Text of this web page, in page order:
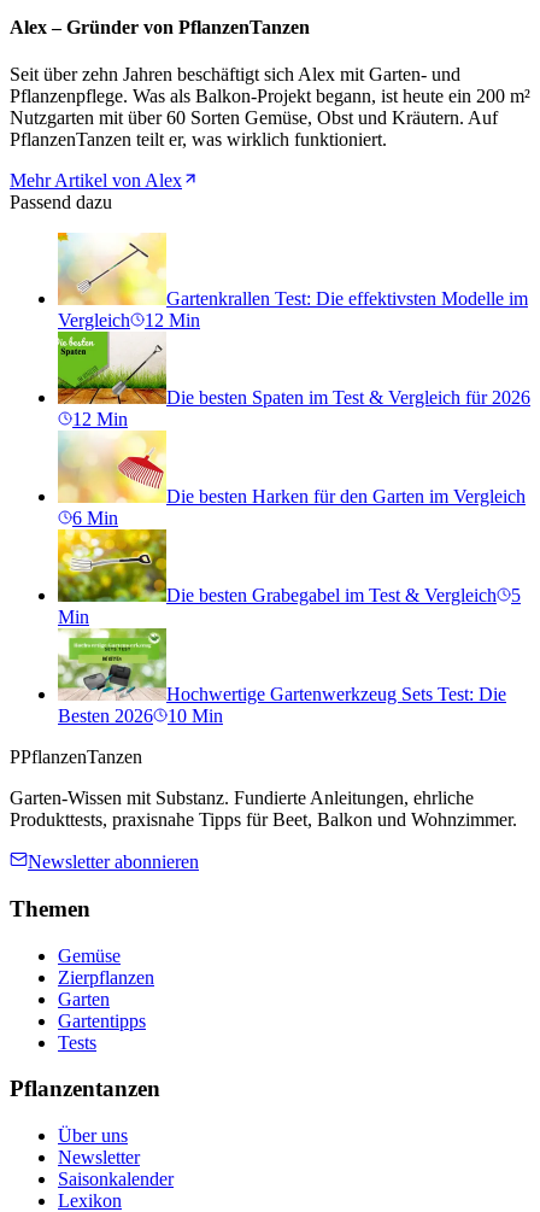
Alex – Gründer von PflanzenTanzen
Seit über zehn Jahren beschäftigt sich Alex mit Garten- und
Pflanzenpflege. Was als Balkon-Projekt begann, ist heute ein 200 m²
Nutzgarten mit über 60 Sorten Gemüse, Obst und Kräutern. Auf
PflanzenTanzen teilt er, was wirklich funktioniert.
Mehr Artikel von Alex
Passend dazu
Gartenkrallen Test: Die effektivsten Modelle im
Vergleich
12 Min
Die besten Spaten im Test & Vergleich für 2026
12 Min
Die besten Harken für den Garten im Vergleich
6 Min
Die besten Grabegabel im Test & Vergleich
5
Min
Hochwertige Gartenwerkzeug Sets Test: Die
Besten 2026
10 Min
PPflanzenTanzen
Garten-Wissen mit Substanz. Fundierte Anleitungen, ehrliche
Produkttests, praxisnahe Tipps für Beet, Balkon und Wohnzimmer.
Newsletter abonnieren
Themen
Gemüse
Zierpflanzen
Garten
Gartentipps
Tests
Pflanzentanzen
Über uns
Newsletter
Saisonkalender
Lexikon